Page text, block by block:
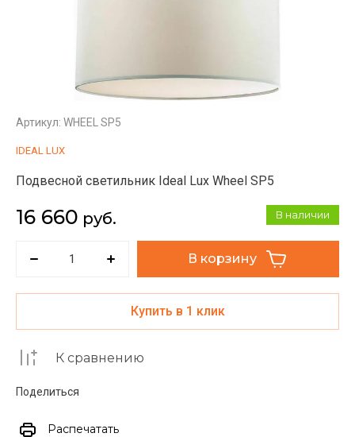
Артикул: WHEEL SP5
IDEAL LUX
Подвесной светильник Ideal Lux Wheel SP5
В наличии
16 660 руб.
В корзину
Купить в 1 клик
К сравнению
Поделиться
Распечатать